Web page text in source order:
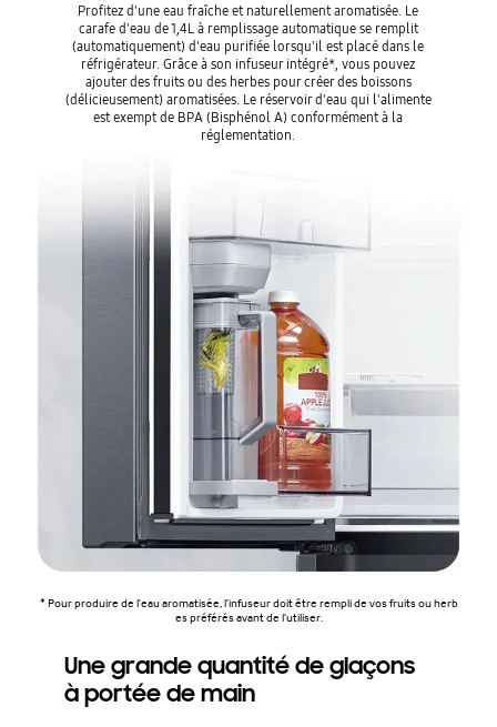
Profitez d'une eau fraîche et naturellement aromatisée. Le
carafe d'eau de 1,4L à remplissage automatique se remplit
(automatiquement) d'eau purifiée lorsqu'il est placé dans le
réfrigérateur. Grâce à son infuseur intégré*, vous pouvez
ajouter des fruits ou des herbes pour créer des boissons
(délicieusement) aromatisées. Le réservoir d'eau qui l'alimente
est exempt de BPA (Bisphénol A) conformément à la
réglementation.
* Pour produire de l'eau aromatisée, l'infuseur doit être rempli de vos fruits ou herb
es préférés avant de l'utiliser.
Une grande quantité de glaçons
à portée de main